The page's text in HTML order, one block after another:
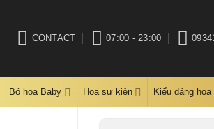
CONTACT 07:00 - 23:00
Bó hoa Baby Hoa sự kiện Kiểu dáng hoa